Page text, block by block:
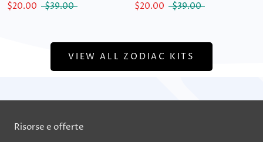
$20.00
$39.00
$20.00
$39.00
VIEW ALL ZODIAC KITS
Risorse e offerte